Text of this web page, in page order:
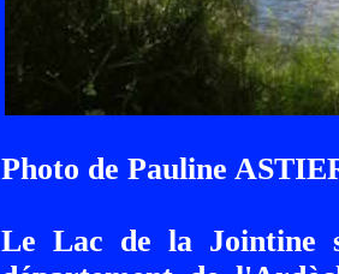
Photo de Pauline
Le Lac de la Jointine